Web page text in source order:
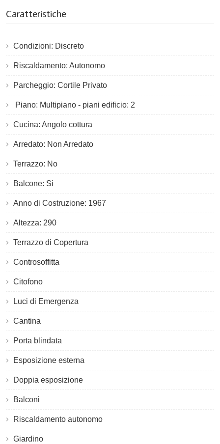
Caratteristiche
Condizioni: Discreto
Riscaldamento: Autonomo
Parcheggio: Cortile Privato
Piano: Multipiano - piani edificio: 2
Cucina: Angolo cottura
Arredato: Non Arredato
Terrazzo: No
Balcone: Si
Anno di Costruzione: 1967
Altezza: 290
Terrazzo di Copertura
Controsoffitta
Citofono
Luci di Emergenza
Cantina
Porta blindata
Esposizione esterna
Doppia esposizione
Balconi
Riscaldamento autonomo
Giardino